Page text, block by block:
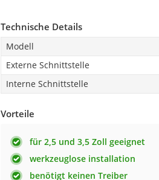
Technische Details
Modell
Externe Schnittstelle
Interne Schnittstelle
Vorteile
für 2,5 und 3,5 Zoll geeignet
werkzeuglose installation
benötigt keinen Treiber